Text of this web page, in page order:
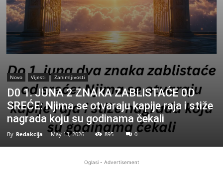
Novo Vijesti Zanimljivosti
D0 1. JUNA 2 ZNAKA ZABLlSTAĆE 0D
SREĆE: Njima se otvaraju kapije raja i stiže
nagrada koju su godinama čekali
By Redakcija - May 13, 2026 895 0
Oglasi - Advertisement